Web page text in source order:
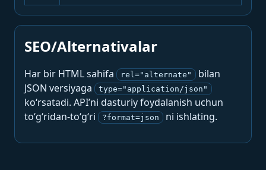
SEO/Alternativalar
Har bir HTML sahifa rel="alternate"
bilan
JSON versiyaga
type="application/json"
ko‘rsatadi. API’ni dasturiy foydalanish uchun
to‘g‘ridan-to‘g‘ri
?format=json ni ishlating.